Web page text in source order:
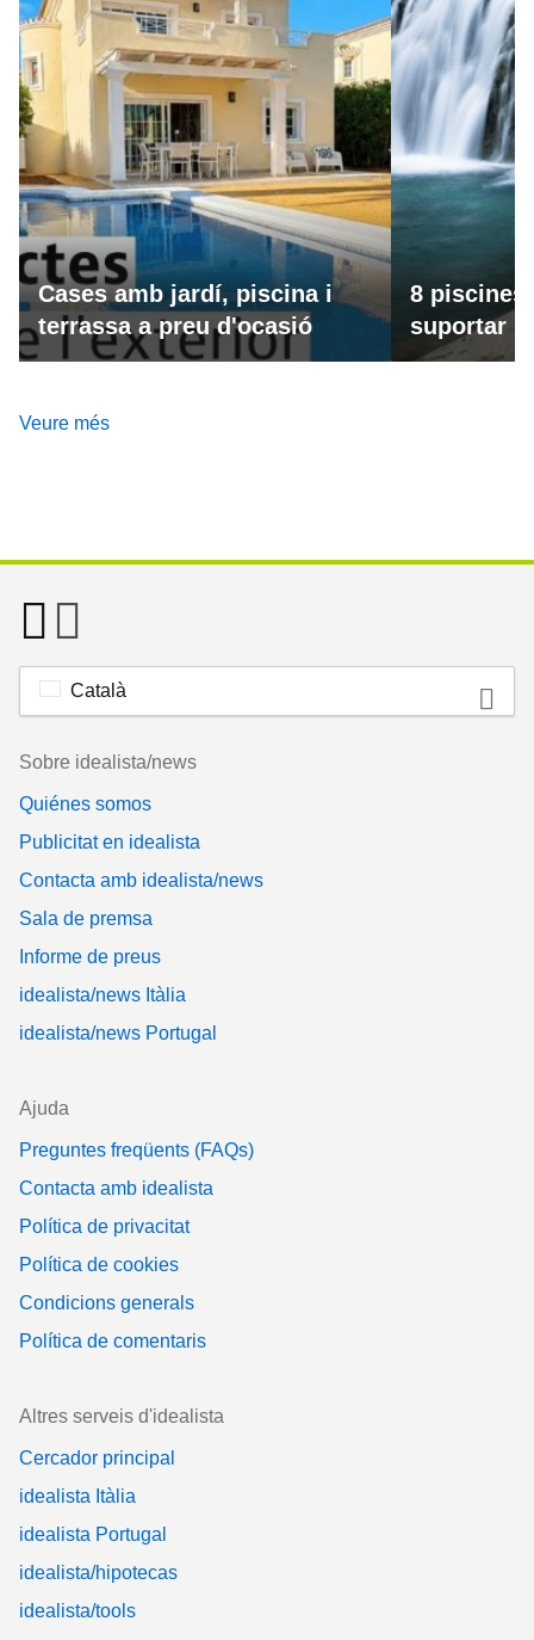
Cases amb jardí, piscina i
terrassa a preu d'ocasió
8 piscines
suportar
Veure més
Català
Footer
Sobre idealista/news
Quiénes somos
Publicitat en idealista
Contacta amb idealista/news
Sala de premsa
Informe de preus
idealista/news Itàlia
idealista/news Portugal
Ajuda
Preguntes freqüents (FAQs)
Contacta amb idealista
Política de privacitat
Política de cookies
Condicions generals
Política de comentaris
Altres serveis d'idealista
Cercador principal
idealista Itàlia
idealista Portugal
idealista/hipotecas
idealista/tools